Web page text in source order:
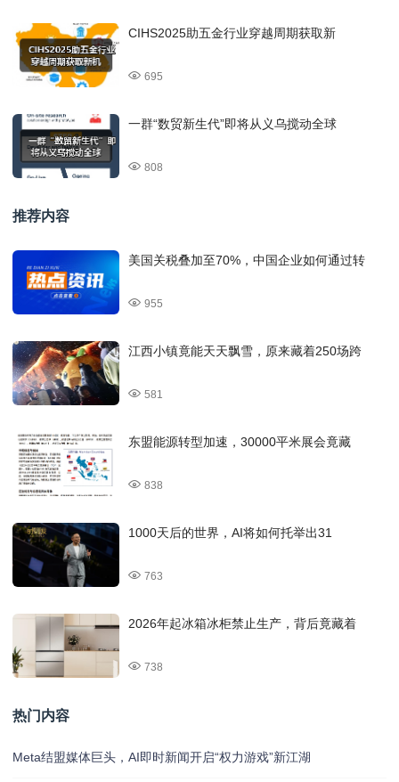
CIHS2025助五金行业穿越周期获取新
695
一群“数贸新生代”即将从义乌搅动全球
808
推荐内容
美国关税叠加至70%，中国企业如何通过转
955
江西小镇竟能天天飘雪，原来藏着250场跨
581
东盟能源转型加速，30000平米展会竟藏
838
1000天后的世界，AI将如何托举出31
763
2026年起冰箱冰柜禁止生产，背后竟藏着
738
热门内容
Meta结盟媒体巨头，AI即时新闻开启“权力游戏”新江湖